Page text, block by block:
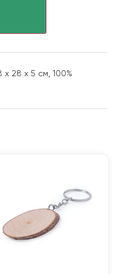
28 x 5 см, 100%